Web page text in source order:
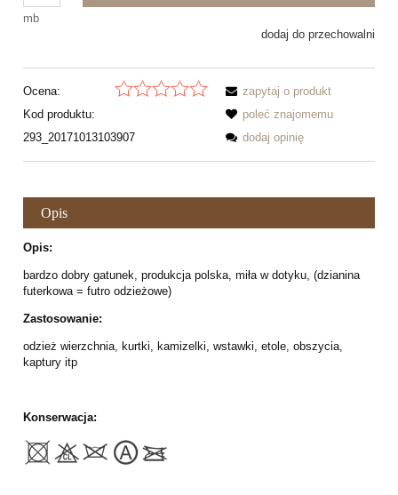
mb
dodaj do przechowalni
Ocena:
Kod produktu:
293_20171013103907
zapytaj o produkt
poleć znajomemu
dodaj opinię
Opis
Opis:
bardzo dobry gatunek, produkcja polska, miła w dotyku, (dzianina
futerkowa = futro odzieżowe)
Zastosowanie:
odzież wierzchnia, kurtki, kamizelki, wstawki, etole, obszycia,
kaptury itp
Konserwacja: